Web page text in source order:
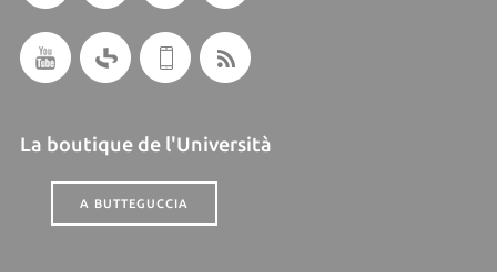
La boutique de l'Università
A BUTTEGUCCIA